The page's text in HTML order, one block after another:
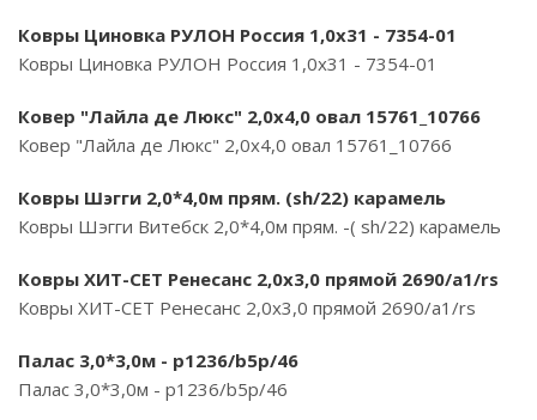
Ковры Циновка РУЛОН Россия 1,0х31 - 7354-01
Ковры Циновка РУЛОН Россия 1,0х31 - 7354-01
Ковер "Лайла де Люкс" 2,0х4,0 овал 15761_10766
Ковер "Лайла де Люкс" 2,0х4,0 овал 15761_10766
Ковры Шэгги 2,0*4,0м прям. (sh/22) карамель
Ковры Шэгги Витебск 2,0*4,0м прям. -( sh/22) карамель
Ковры ХИТ-СЕТ Ренесанс 2,0х3,0 прямой 2690/a1/rs
Ковры ХИТ-СЕТ Ренесанс 2,0х3,0 прямой 2690/a1/rs
Палас 3,0*3,0м - p1236/b5p/46
Палас 3,0*3,0м - p1236/b5p/46